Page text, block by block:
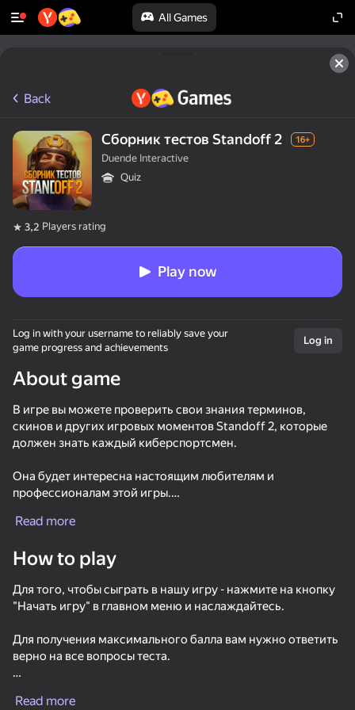
All Games
Rotate device
This game support only landscape
orientation
PLAY
55
Back
Сборник тестов Standoff 2 16+
Duende Interactive
Quiz
3,2 Players rating
Play now
Log in with your username to reliably save your
game progress and achievements
Log in
About game
В игре вы можете проверить свои знания терминов,
скинов и других игровых моментов Standoff 2, которые
должен знать каждый киберспортсмен.
Она будет интересна настоящим любителям и
профессионалам этой игры.
Мы постоянно развиваемся, и в скором времени будут
проверить себя.
Вы также можете отправить ссылку на игру своим
друзьям и посоветоваться с ними.
Read more
How to play
Для того, чтобы сыграть в нашу игру - нажмите на кнопку
"Начать игру" в главном меню и наслаждайтесь.
Для получения максимального балла вам нужно ответить
верно на все вопросы теста.
ответа и не повторить ошибку в будущем.
Read more